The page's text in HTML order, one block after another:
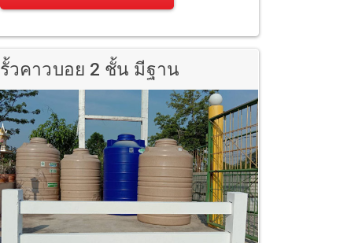
รั้วคาวบอย 2 ชั้น มีฐาน